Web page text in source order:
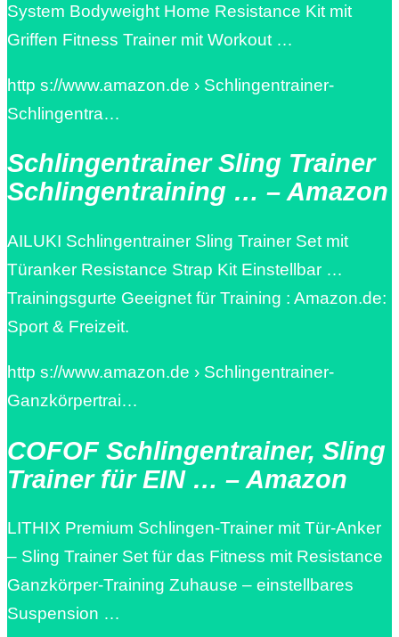
System Bodyweight Home Resistance Kit mit
Griffen Fitness Trainer mit Workout …
http s://www.amazon.de › Schlingentrainer-
Schlingentra…
Schlingentrainer Sling Trainer
Schlingentraining … – Amazon
AILUKI Schlingentrainer Sling Trainer Set mit
Türanker Resistance Strap Kit Einstellbar …
Trainingsgurte Geeignet für Training : Amazon.de:
Sport & Freizeit.
http s://www.amazon.de › Schlingentrainer-
Ganzkörpertrai…
COFOF Schlingentrainer, Sling
Trainer für EIN … – Amazon
LITHIX Premium Schlingen-Trainer mit Tür-Anker
– Sling Trainer Set für das Fitness mit Resistance
Ganzkörper-Training Zuhause – einstellbares
Suspension …